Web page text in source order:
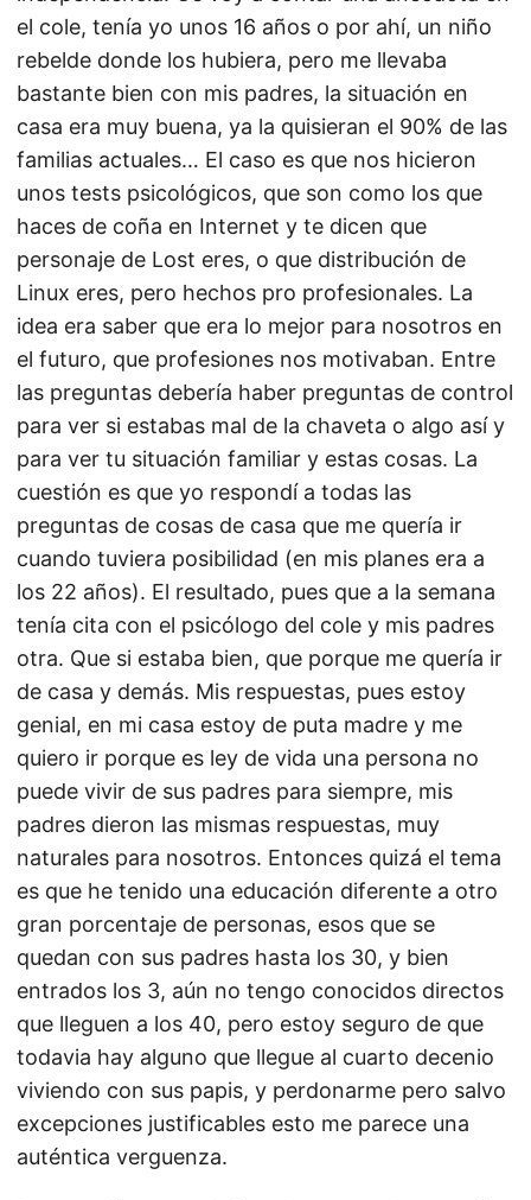
el cole, tenía yo unos 16 años o por ahí, un niño
rebelde donde los hubiera, pero me llevaba
bastante bien con mis padres, la situación en
casa era muy buena, ya la quisieran el 90% de las
familias actuales… El caso es que nos hicieron
unos tests psicológicos, que son como los que
haces de coña en Internet y te dicen que
personaje de Lost eres, o que distribución de
Linux eres, pero hechos pro profesionales. La
idea era saber que era lo mejor para nosotros en
el futuro, que profesiones nos motivaban. Entre
las preguntas debería haber preguntas de control
para ver si estabas mal de la chaveta o algo así y
para ver tu situación familiar y estas cosas. La
cuestión es que yo respondí a todas las
preguntas de cosas de casa que me quería ir
cuando tuviera posibilidad (en mis planes era a
los 22 años). El resultado, pues que a la semana
tenía cita con el psicólogo del cole y mis padres
otra. Que si estaba bien, que porque me quería ir
de casa y demás. Mis respuestas, pues estoy
genial, en mi casa estoy de puta madre y me
quiero ir porque es ley de vida una persona no
puede vivir de sus padres para siempre, mis
padres dieron las mismas respuestas, muy
naturales para nosotros. Entonces quizá el tema
es que he tenido una educación diferente a otro
gran porcentaje de personas, esos que se
quedan con sus padres hasta los 30, y bien
entrados los 3, aún no tengo conocidos directos
que lleguen a los 40, pero estoy seguro de que
todavia hay alguno que llegue al cuarto decenio
viviendo con sus papis, y perdonarme pero salvo
excepciones justificables esto me parece una
auténtica verguenza.